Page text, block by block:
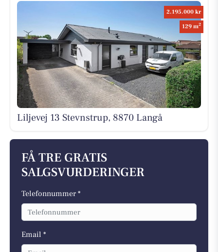
2.195.000 kr
129 m2
Liljevej 13 Stevnstrup, 8870 Langå
FÅ TRE GRATIS
SALGSVURDERINGER
Telefonnummer *
Email *